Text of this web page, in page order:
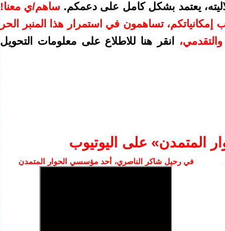
يعتمد بشكل كامل على دعمكم. ساهم/ي معنا!
أكثر حسب إمكانياتكم، تساهمون في استمرار هذا المنبر الحر
،
انقر هنا للاطلاع على معلومات التحويل
المتمدن» على اليوتيوب
في رحيل شاكر الناصري، أحد مؤسسي الحوار المتمدن